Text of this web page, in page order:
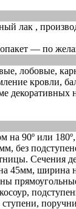
лак ,
— по
лобовые,
кровли,
декоративных
на 90º или
без
Сечения
45мм, ширина